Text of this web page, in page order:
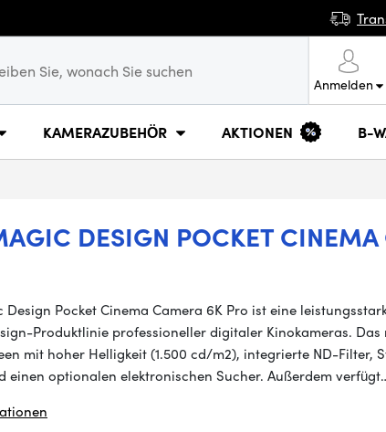
Anmelden
KAMERAZUBEHÖR AKTIONEN B-
DESIGN POCKET
Design Pocket Cinema Camera 6K Pro ist eine
Produktlinie professioneller digitaler Kinokameras.
mit hoher Helligkeit (1.500 cd/m2), integrierte ND-Filter,
einen optionalen elektronischen Sucher. Außerdem